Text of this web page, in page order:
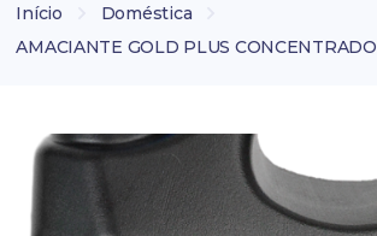
Início
Doméstica
AMACIANTE GOLD PLUS CONCENTRADO